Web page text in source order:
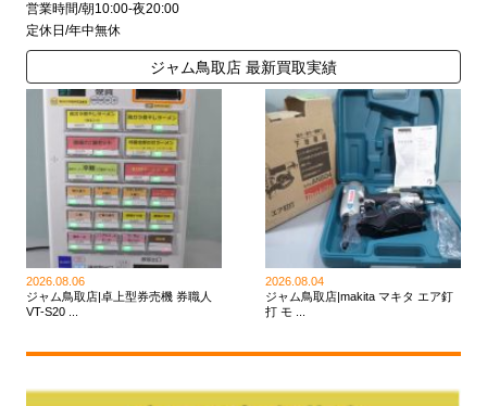
営業時間/朝10:00-夜20:00
定休日/年中無休
ジャム鳥取店 最新買取実績
2026.08.06
ジャム鳥取店|卓上型券売機 券職人
VT-S20 ...
2026.08.04
ジャム鳥取店|makita マキタ エア釘
打 モ ...